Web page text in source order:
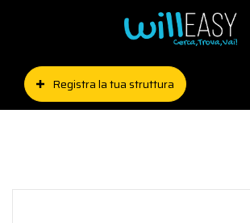
Registra la tua struttura